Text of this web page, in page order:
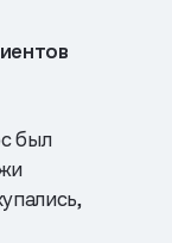
был